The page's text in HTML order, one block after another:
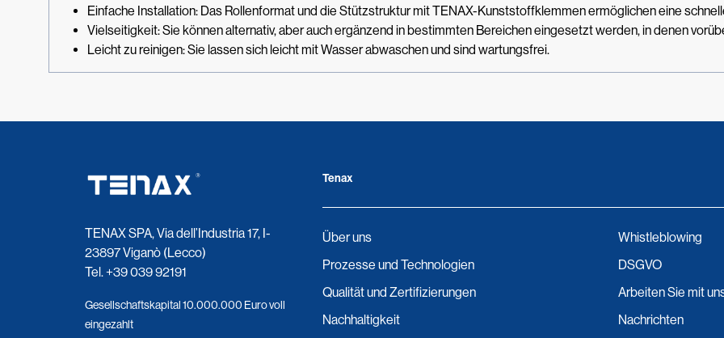
Einfache Installation: Das Rollenformat und die Stützstruktur mit TENAX-Kunststoffklemmen ermöglichen eine
Vielseitigkeit: Sie können alternativ, aber auch ergänzend in bestimmten Bereichen eingesetzt werden, in denen
Leicht zu reinigen: Sie lassen sich leicht mit Wasser abwaschen und sind wartungsfrei.
TENAX SPA, Via dell’Industria 17, I-
23897 Viganò (Lecco)
Tel.+39 039 92191
Gesellschaftskapital 10.000.000 Euro voll
eingezahlt
Tenax
Über uns
Prozesse und Technologien
Qualität und Zertifizierungen
Nachhaltigkeit
Whistleblowing
DSGVO
Arbeiten Sie mit
Nachrichten